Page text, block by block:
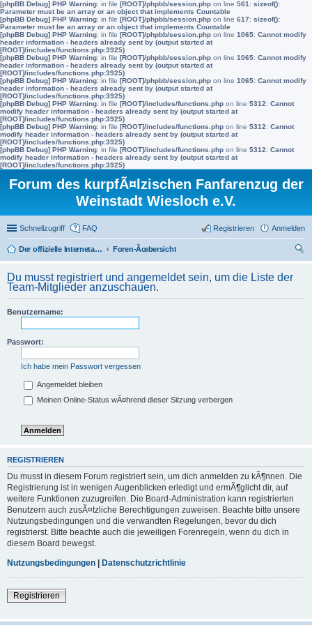
[phpBB Debug] PHP Warning: in file [ROOT]/phpbb/session.php on line 561 : sizeof():
Parameter must be an array or an object that implements Countable
[phpBB Debug] PHP Warning: in file [ROOT]/phpbb/session.php on line 617: sizeof():
Parameter must be an array or an object that implements Countable
[phpBB Debug] PHP Warning: in file [ROOT]/phpbb/session.php on line 1065: Cannot modify
header information - headers already sent by (output started at
[ROOT]/includes/functions.php:3925)
[phpBB Debug] PHP Warning: in file [ROOT]/phpbb/session.php on line 1065: Cannot modify
header information - headers already sent by (output started at
[ROOT]/includes/functions.php:3925)
[phpBB Debug] PHP Warning: in file [ROOT]/phpbb/session.php on line 1065: Cannot modify
header information - headers already sent by (output started at
[ROOT]/includes/functions.php:3925)
[phpBB Debug] PHP Warning: in file [ROOT]/includes/functions.php on line 5312: Cannot
modify header information - headers already sent by (output started at
[ROOT]/includes/functions.php:3925)
[phpBB Debug] PHP Warning: in file [ROOT]/includes/functions.php on line 5312: Cannot
modify header information - headers already sent by (output started at
[ROOT]/includes/functions.php:3925)
[phpBB Debug] PHP Warning: in file [ROOT]/includes/functions.php on line 5312: Cannot
modify header information - headers already sent by (output started at
[ROOT]/includes/functions.php:3925)
Forum des kurpfÃ¤lzischen Fanfarenzug der
Weinstadt Wiesloch e.V.
Schnellzugriff FAQ Anmelden
Registrieren
Der offizielle Internetauftritt des Fanfarenzugs Wiesloch
Foren-Ãœbersicht
Du musst registriert und angemeldet sein, um die Liste der
Team-Mitglieder anzuschauen.
Benutzername:
Passwort:
Ich habe mein Passwort vergessen
Angemeldet bleiben
Meinen Online-Status wÃ¤hrend dieser Sitzung verbergen
REGISTRIEREN
Du musst in diesem Forum registriert sein, um dich anmelden zu kÃ¶nnen. Die
Registrierung ist in wenigen Augenblicken erledigt und ermÃ¶glicht dir, auf
weitere Funktionen zuzugreifen. Die Board-Administration kann registrierten
Benutzern auch zusÃ¤tzliche Berechtigungen zuweisen. Beachte bitte unsere
Nutzungsbedingungen und die verwandten Regelungen, bevor du dich
registrierst. Bitte beachte auch die jeweiligen Forenregeln, wenn du dich in
diesem Board bewegst.
Nutzungsbedingungen | Datenschutzrichtlinie
Registrieren